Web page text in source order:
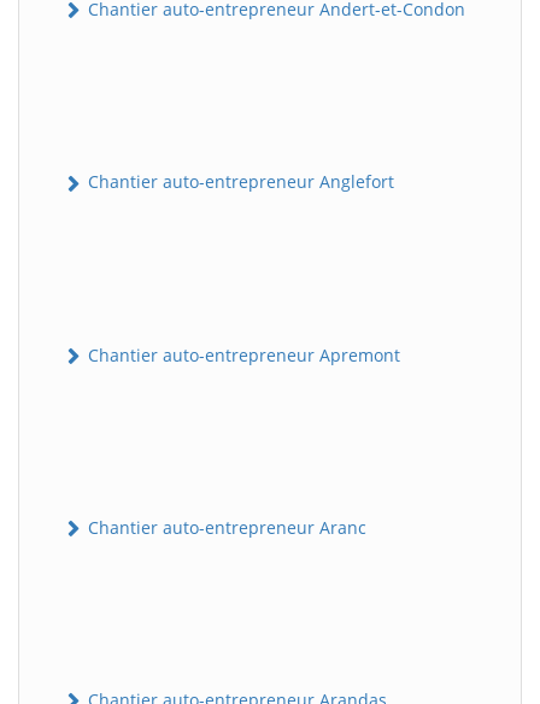
Chantier auto-entrepreneur Andert-et-Condon
Chantier auto-entrepreneur Anglefort
Chantier auto-entrepreneur Apremont
Chantier auto-entrepreneur Aranc